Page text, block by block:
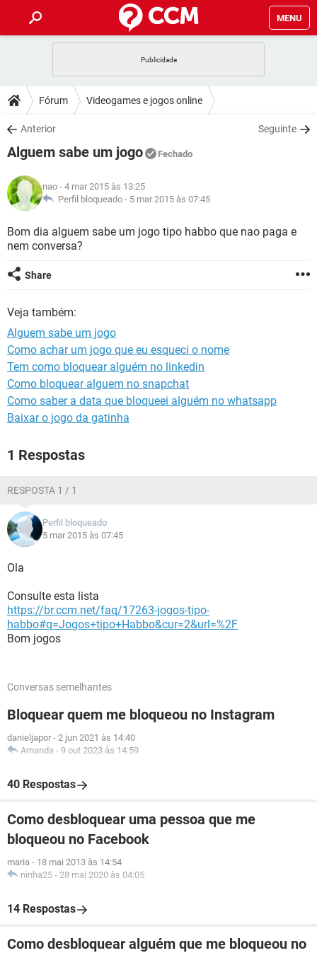
MENU
CELULAR FACEBOOK
OUTLOOK
INSTAGRAM GMAIL
GUIA DE COMPRAS
DICAS
JOGOS WHATSAPP
INSTAGRAM
GUIA DE COMPRAS
DOWNLOADS
JOGOS WHATSAPP
CELULAR
OUTLOOK EXCEL
INSTAGRAM GMAIL
GUIA DE COMPRAS
FÓRUM
JOGOS
CELULAR
OUTLOOK EXCEL
GLOSSÁRIO
JOGOS WHATSAPP
CELULAR
OUTLOOK
GUIA DE COMPRAS
Fórum Videogames e jogos online
Anterior Seguinte
Alguem sabe um jogo Fechado
nao - 4 mar 2015 às 13:25
Perfil bloqueado - 5 mar 2015 às 07:45
Bom dia alguem sabe um jogo tipo habbo que nao paga e
nem conversa?
Share
Veja também:
Alguem sabe um jogo
Como achar um jogo que eu esqueci o nome
Tem como bloquear alguém no linkedin
Como bloquear alguem no snapchat
Como saber a data que bloqueei alguém no whatsapp
Baixar o jogo da gatinha
1 Respostas
RESPOSTA 1 / 1
Perfil bloqueado
5 mar 2015 às 07:45
Ola
Consulte esta lista
https://br.ccm.net/faq/17263-jogos-tipo-
habbo#q=Jogos+tipo+Habbo&cur=2&url=%2F
Bom jogos
Conversas semelhantes
Bloquear quem me bloqueou no Instagram
danieljapor - 2 jun 2021 às 14:40
Amanda - 9 out 2023 às 14:59
40 Respostas
Como desbloquear uma pessoa que me
bloqueou no Facebook
maria - 18 mai 2013 às 14:54
ninha25 - 28 mai 2020 às 04:05
14 Respostas
Como desbloquear alguém que me bloqueou no